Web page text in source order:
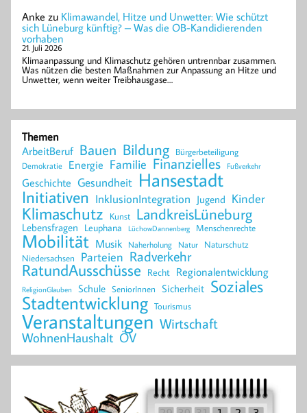
Anke zu Klimawandel, Hitze und Unwetter: Wie schützt
sich Lüneburg künftig? – Was die OB-Kandidierenden
vorhaben
21. Juli 2026
Klimaanpassung und Klimaschutz gehören untrennbar zusammen.
Was nützen die besten Maßnahmen zur Anpassung an Hitze und
Unwetter, wenn weiter Treibhausgase…
Themen
ArbeitBeruf Bauen Bildung Bürgerbeteiligung
Demokratie Energie Familie Finanzielles Fußverkehr
Geschichte Gesundheit Hansestadt
Initiativen InklusionIntegration Jugend Kinder
Klimaschutz Kunst LandkreisLüneburg
Lebensfragen Leuphana LüchowDannenberg Menschenrechte
Mobilität Musik Naherholung Natur Naturschutz
Niedersachsen Parteien Radverkehr
RatundAusschüsse Recht Regionalentwicklung
ReligionGlauben Schule SeniorInnen Sicherheit Soziales
Stadtentwicklung Tourismus
Veranstaltungen Wirtschaft
WohnenHaushalt ÖV